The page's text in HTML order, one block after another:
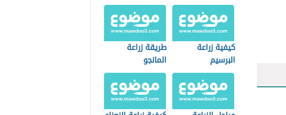
كيفية زراعة
البرسيم
طريقة زراعة
المانجو